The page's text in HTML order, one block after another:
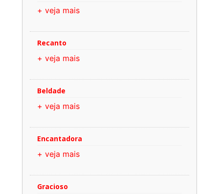
+ veja mais
Recanto
+ veja mais
Beldade
+ veja mais
Encantadora
+ veja mais
Gracioso